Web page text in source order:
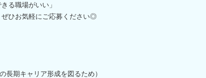
る職場がいい」
ぜひお気軽にご応募ください◎
期キャリア形成を図るため）